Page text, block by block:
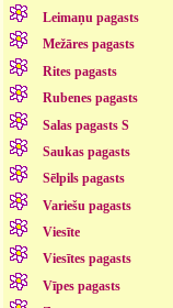
Leimaņu pagasts
Mežāres pagasts
Rites pagasts
Rubenes pagasts
Salas pagasts S
Saukas pagasts
Sēlpils pagasts
Variešu pagasts
Viesīte
Viesītes pagasts
Vīpes pagasts